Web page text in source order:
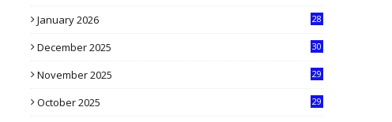
January 2026
28
December 2025
30
November 2025
29
October 2025
29